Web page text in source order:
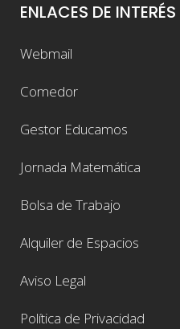
ENLACES DE INTERÉS
Webmail
Comedor
Gestor Educamos
Jornada Matemática
Bolsa de Trabajo
Alquiler de Espacios
Aviso Legal
Política de Privacidad